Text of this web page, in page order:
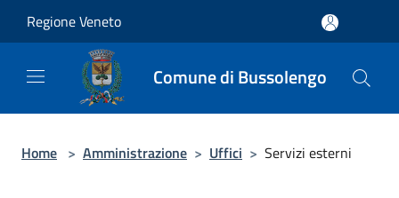
Regione Veneto
Comune di Bussolengo
Home > Amministrazione > Uffici > Servizi esterni